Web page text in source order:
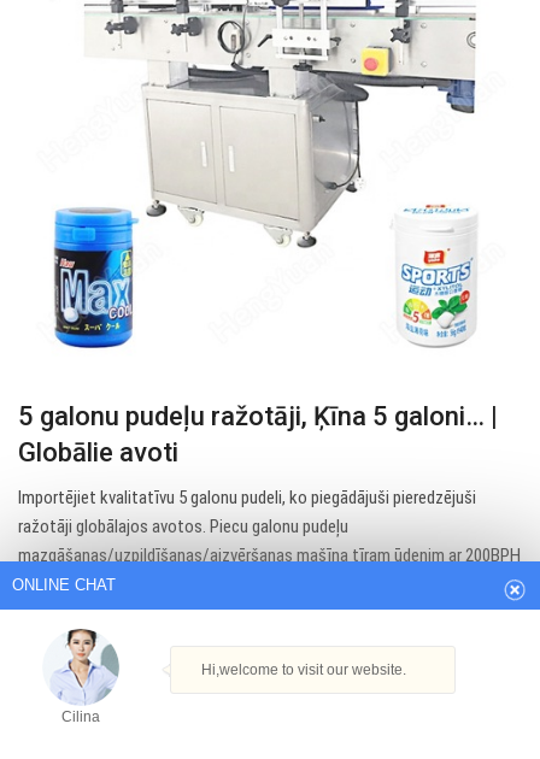
5 galonu pudeļu ražotāji, Ķīna 5 galoni… |
Globālie avoti
Importējiet kvalitatīvu 5 galonu pudeli, ko piegādājuši pieredzējuši
ražotāji globālajos avotos. Piecu galonu pudeļu
mazgāšanas/uzpildīšanas/aizvēršanas mašīna tīram ūdenim ar 200BPH
izvadi. Uzlīmes noņemšanas mašīna.
Get Best Quote
Hi,welcome to visit our website.
Cilina